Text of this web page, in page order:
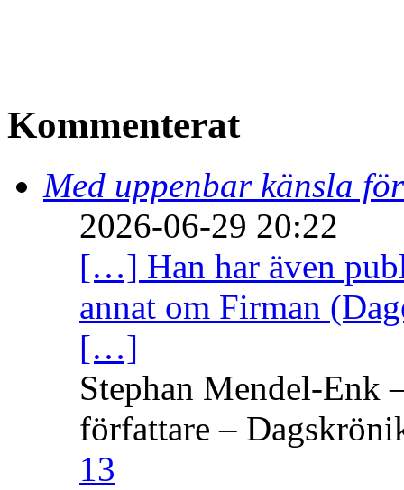
Kommenterat
Med uppenbar känsla
2026-06-29 20:22
[…] Han har även
annat om Firman
[…]
Stephan Mendel-Enk
författare –
13